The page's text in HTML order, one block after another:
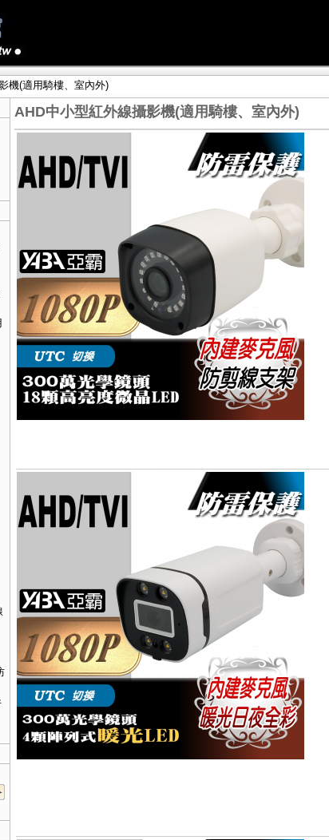
機(適用騎樓、室內外)
AHD中小型紅外線攝影機(適用騎樓、室內外)